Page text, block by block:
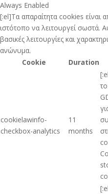
Always Enabled
[:el]Τα απαραίτητα cookies είναι
ιστότοπο να λειτουργεί σωστά.
βασικές λειτουργίες και
ανώνυμα.
Cookie
Duration
cookielawinfo-
checkbox-analytics
11
months